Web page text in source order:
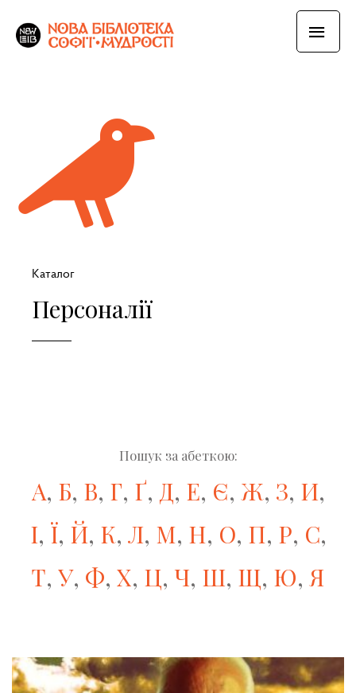
Каталог
Персоналії
Пошук за абеткою:
А, Б, В, Г, Ґ, Д, Е, Є, Ж, З, И,
І, Ї, Й, К, Л, М, Н, О, П, Р, С,
Т, У, Ф, Х, Ц, Ч, Ш, Щ, Ю, Я